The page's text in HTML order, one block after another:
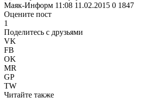
Маяк-Информ 11:08 11.02.2015 0 1847
Оцените пост
1
Поделитесь с друзьями
VK
FB
OK
MR
GP
TW
Читайте также